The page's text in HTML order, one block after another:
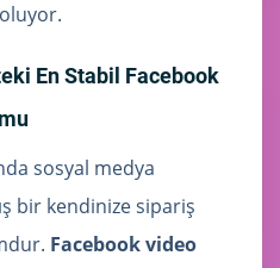
En Stabil Facebook
sosyal medya
bir kendinize sipariş
Facebook video